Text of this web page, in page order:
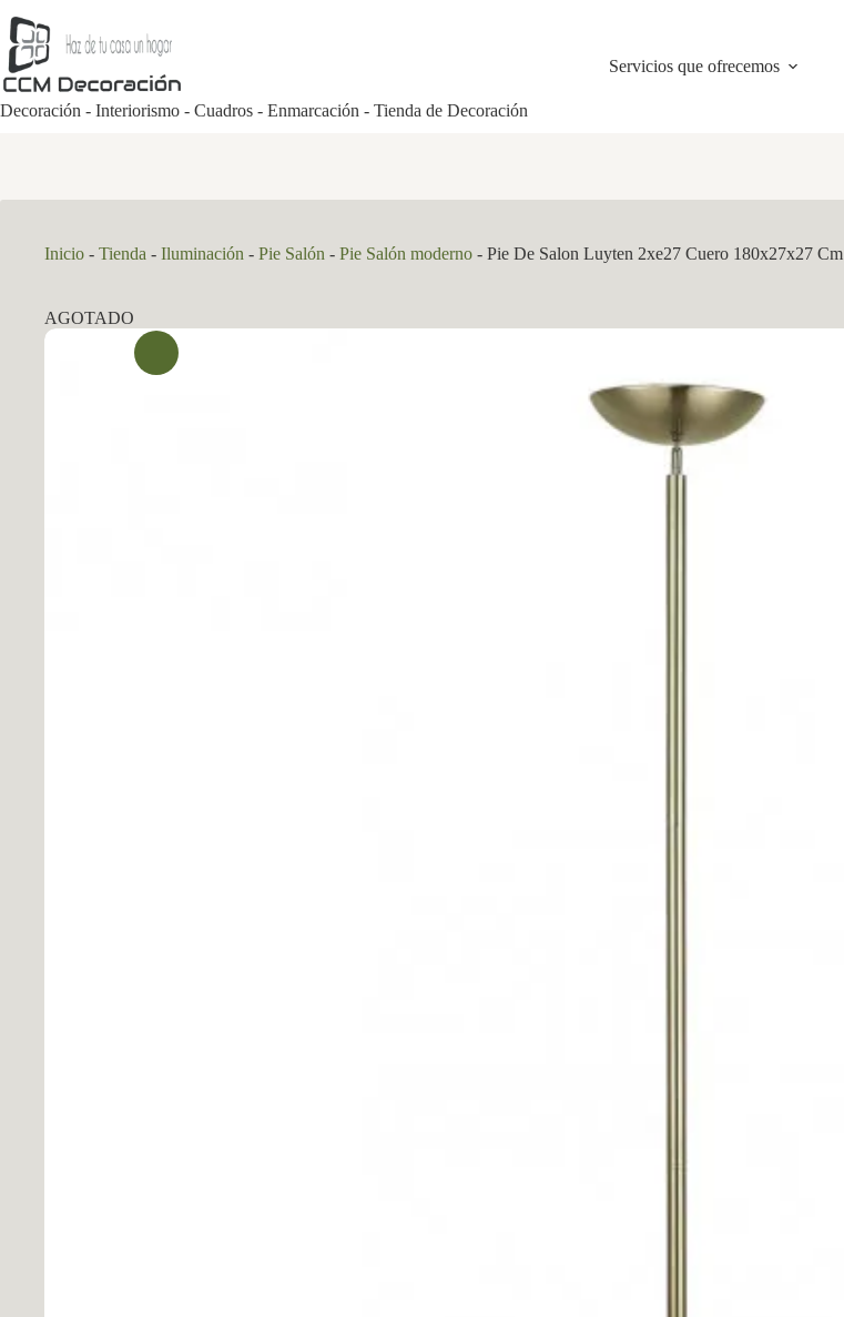
al
contenido
Decoración - Interiorismo - Cuadros - Enmarcación - Tienda de Decoración
Servicios que ofrecemos
Inicio - Tienda - Iluminación - Pie Salón - Pie Salón moderno - Pie De Salon Luyten 2xe27 Cuero 180x27x27 Cm
AGOTADO